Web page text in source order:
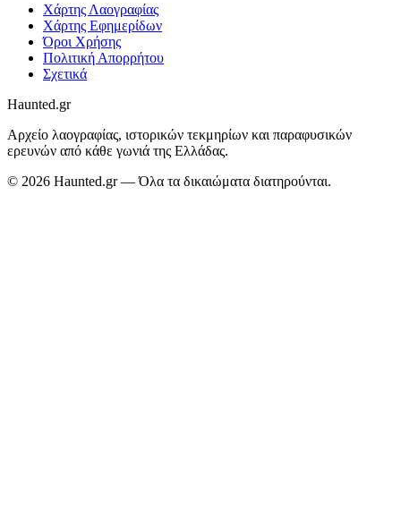
Χάρτης Λαογραφίας
Χάρτης Εφημερίδων
Όροι Χρήσης
Πολιτική Απορρήτου
Σχετικά
Haunted.gr
Αρχείο λαογραφίας, ιστορικών τεκμηρίων και παραφυσικών
ερευνών από κάθε γωνιά της Ελλάδας.
© 2026 Haunted.gr— Όλα τα δικαιώματα διατηρούνται.